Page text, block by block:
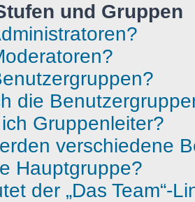
und Gruppen
die
Gruppenleiter?
verschiedene
Hauptgruppe?
der „Das Team“-